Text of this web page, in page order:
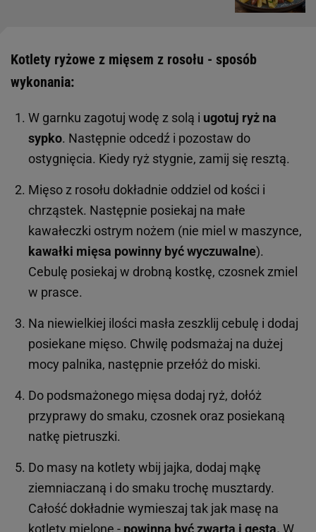
Kotlety ryżowe z mięsem z rosołu - sposób
wykonania:
W garnku zagotuj wodę z solą i ugotuj ryż na
sypko. Następnie odcedź i pozostaw do
ostygnięcia. Kiedy ryż stygnie, zamij się resztą.
Mięso z rosołu dokładnie oddziel od kości i
chrząstek. Następnie posiekaj na małe
kawałeczki ostrym nożem (nie miel w maszynce,
kawałki mięsa powinny być wyczuwalne).
Cebulę posiekaj w drobną kostkę, czosnek zmiel
w prasce.
Na niewielkiej ilości masła zeszklij cebulę i dodaj
posiekane mięso. Chwilę podsmażaj na dużej
mocy palnika, następnie przełóż do miski.
Do podsmażonego mięsa dodaj ryż, dołóż
przyprawy do smaku, czosnek oraz posiekaną
natkę pietruszki.
Do masy na kotlety wbij jajka, dodaj mąkę
ziemniaczaną i do smaku trochę musztardy.
Całość dokładnie wymieszaj tak jak masę na